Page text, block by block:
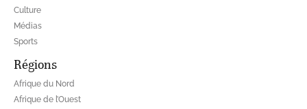
Culture
Médias
Sports
Régions
Afrique du Nord
Afrique de l’Ouest